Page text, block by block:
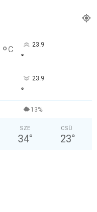
°C 23.9
°
23.9
°
13%
SZE
34°
CSÜ
23°